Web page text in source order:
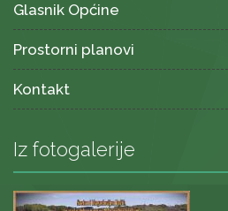
Glasnik Općine
Prostorni planovi
Kontakt
Iz fotogalerije